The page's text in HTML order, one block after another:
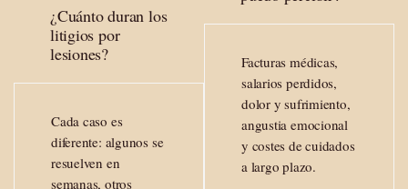
¿Cuánto duran los
litigios por
lesiones?
Cada caso es
diferente: algunos se
resuelven en
semanas, otros
Facturas médicas,
salarios perdidos,
dolor y sufrimiento,
angustia emocional
y costes de cuidados
a largo plazo.